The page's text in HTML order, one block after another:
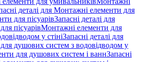
деталі для Монтажні елементи для
для пісуарівЗапасні деталі для
пісуарівМонтажні елементи для
у стініЗапасні деталі для
душових систем з водовідводом у
для душових систем і ваннЗапасні